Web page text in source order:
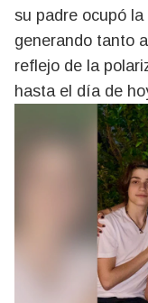
su padre ocupó
generando tanto
reflejo de la
hasta el día de